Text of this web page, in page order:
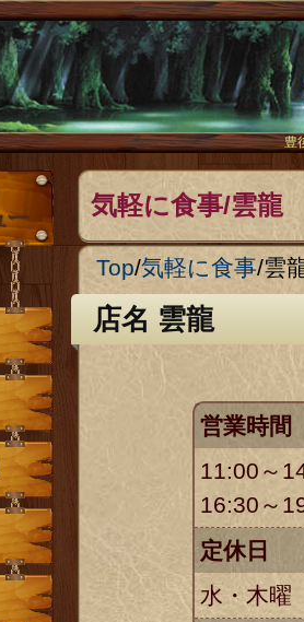
豊
気軽に食事/雲龍
Top/気軽に食事/雲
店名 雲龍
営業時間
11:00～
16:30～
定休日
水・木曜
メインメニュー